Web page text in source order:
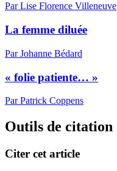
Par Lise Florence Villeneuve
La femme diluée
Par Johanne Bédard
« folie patiente… »
Par Patrick Coppens
Outils de citation
Citer cet article